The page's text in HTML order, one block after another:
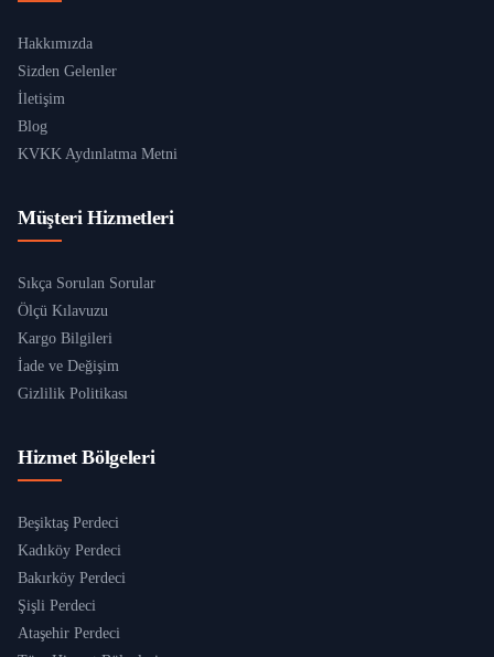
Hakkımızda
Sizden Gelenler
İletişim
Blog
KVKK Aydınlatma Metni
Müşteri Hizmetleri
Sıkça Sorulan Sorular
Ölçü Kılavuzu
Kargo Bilgileri
İade ve Değişim
Gizlilik Politikası
Hizmet Bölgeleri
Beşiktaş Perdeci
Kadıköy Perdeci
Bakırköy Perdeci
Şişli Perdeci
Ataşehir Perdeci